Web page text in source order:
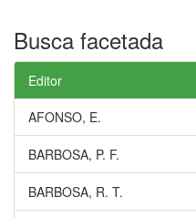
Busca facetada
Editor
AFONSO, E.
BARBOSA, P. F.
BARBOSA, R. T.